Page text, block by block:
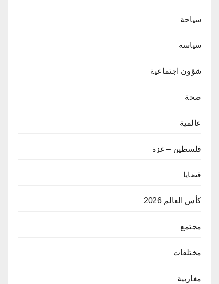
سياحة
سياسة
شؤون اجتماعية
صحة
عالمية
فلسطين – غزة
قضايا
كأس العالم 2026
مجتمع
مختلفات
مغاربية